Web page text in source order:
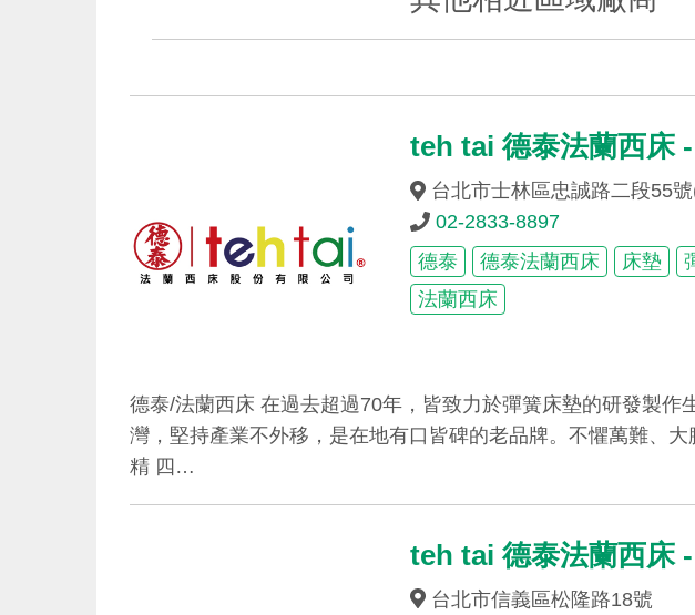
teh tai 德泰法蘭西床
台北市士林區忠誠路二段55
02-2833-8897
德泰
德泰法蘭西床 床墊
法蘭西床
德泰/法蘭西床 在過去超過70年，皆致力於彈簧床墊的研發製作
灣，堅持產業不外移，是在地有口皆碑的老品牌。不懼萬難、
精 四…
teh tai 德泰法蘭西床
台北市信義區松隆路18號